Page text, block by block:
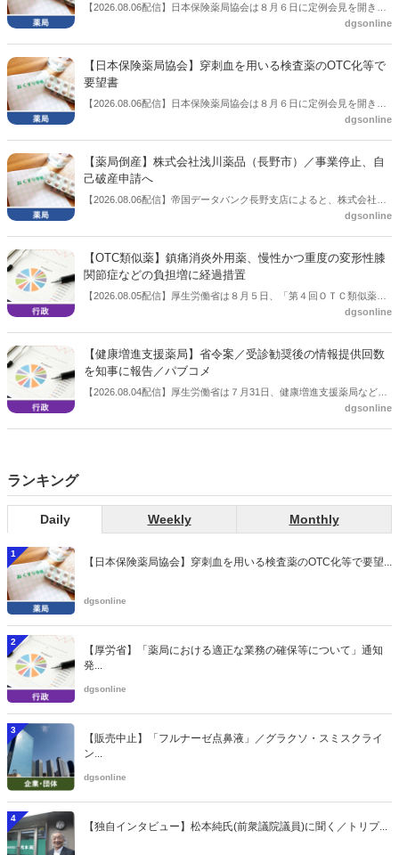
【2026.08.06配信】日本保険薬局協会は８月６日に定例会見を開き、
「令和８年度調剤報酬改定に係る保険薬局への影響」の調査結果を公
3.3％へ大きく低下した。
dgsonline
【日本保険薬局協会】穿刺血を用いる検査薬のOTC化等で
要望書
【2026.08.06配信】日本保険薬局協会は８月６日に定例会見を開き、
「穿刺血を用いる検査薬のOTC化等に関する要望書」を厚生労働省 医
dgsonline
【薬局倒産】株式会社浅川薬品（長野市）／事業停止、自
己破産申請へ
【2026.08.06配信】帝国データバンク長野支店によると、株式会社浅
川薬品（長野市）は7月31日に事業を停止し、自己破産申請の準備に
dgsonline
【OTC類似薬】鎮痛消炎外用薬、慢性かつ重度の変形性膝
関節症などの負担増に経過措置
【2026.08.05配信】厚生労働省は８月５日、「第４回ＯＴＣ類似薬の
保険給付の見直しの実施に向けた技術的検討会」を開催。「中間とり
会等に報告し、令和８年秋頃を目途に結論を得る予定。
dgsonline
【健康増進支援薬局】省令案／受診勧奨後の情報提供回数
を知事に報告／パブコメ
【2026.08.04配信】厚生労働省は７月31日、健康増進支援薬局などに
関する省令案を示し、パブコメを開始した。受診勧奨を行った後に、
dgsonline
ランキング
Daily Weekly Monthly
1
【日本保険薬局協会】穿刺血を用いる検査薬のOTC化等で要望...
dgsonline
2
【厚労省】「薬局における適正な業務の確保等について」通知
発...
dgsonline
3
【販売中止】「フルナーゼ点鼻液」／グラクソ・スミスクライ
ン...
dgsonline
4
【独自インタビュー】松本純氏(前衆議院議員)に聞く／トリプ...